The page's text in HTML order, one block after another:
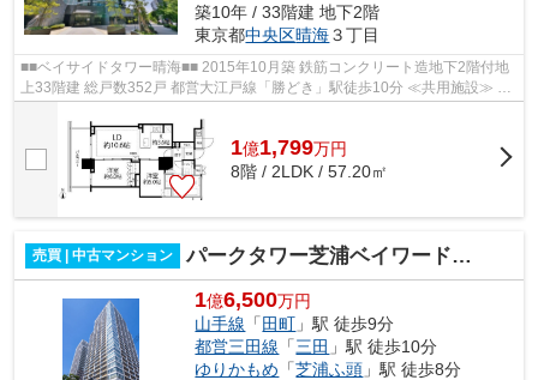
築10年 / 33階建 地下2階
東京都中央区晴海３丁目
■■ベイサイドタワー晴海■■ 2015年10月築 鉄筋コンクリート造地下2階付地
上33階建 総戸数352戸 都営大江戸線「勝どき」駅徒歩10分 ≪共用施設≫ ■
コンシェルジュサービス ■内廊下設計 ...
1億1,799万円
8階 / 2LDK / 57.20㎡
売買 | 中古マンション パークタワー芝浦ベイワードオーシャンウイング
1億6,500万円
山手線 「田町 」駅 徒歩9分
都営三田線 「三田 」駅 徒歩10分
ゆりかもめ 「芝浦ふ頭 」駅 徒歩8分